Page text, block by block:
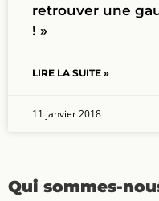
retrouver une
! »
LIRE LA SUITE »
11 janvier 2018
Qui sommes-